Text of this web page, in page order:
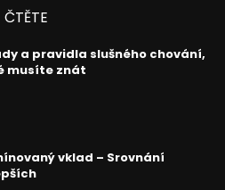
ČTĚTE
a pravidla slušného chování,
musíte znát
vklad – Srovnání